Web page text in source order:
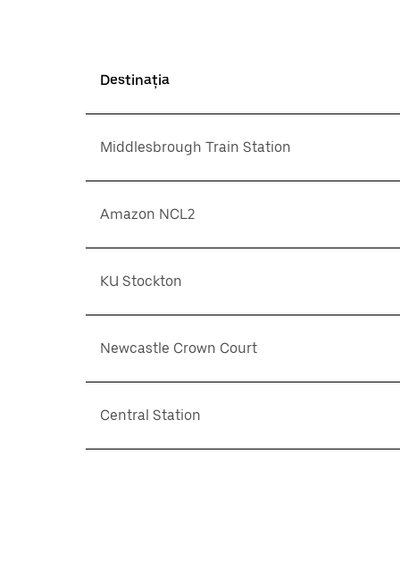
Destinația
Middlesbrough Train Station
Amazon NCL2
KU Stockton
Newcastle Crown Court
Central Station